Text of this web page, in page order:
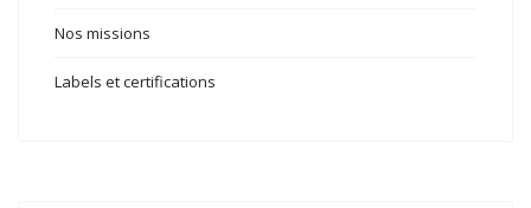
Nos missions
Labels et certifications